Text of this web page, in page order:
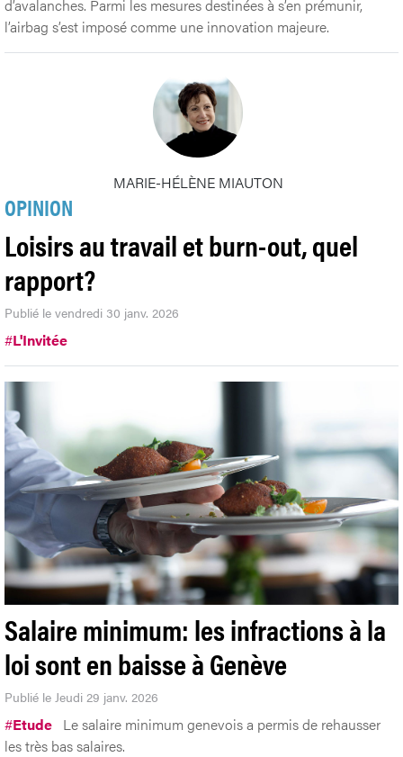
d’avalanches. Parmi les mesures destinées à s’en prémunir,
l’airbag s’est imposé comme une innovation majeure.
MARIE-HÉLÈNE MIAUTON
OPINION
Loisirs au travail et burn-out, quel
rapport?
Publié le vendredi 30 janv. 2026
#L'Invitée
Salaire minimum: les infractions à la
loi sont en baisse à Genève
Publié le Jeudi 29 janv. 2026
#Etude Le salaire minimum genevois a permis de rehausser
les très bas salaires.